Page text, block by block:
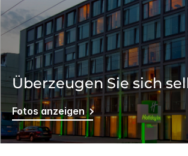
Überzeugen Sie sich
Fotos anzeigen